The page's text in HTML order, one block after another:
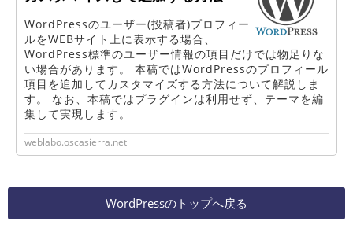
WordPressのユーザー(投稿者)プロフィー
ルをWEBサイト上に表示する場合、
WordPress標準のユーザー情報の項目だけでは物足りな
い場合があります。 本稿ではWordPressのプロフィール
項目を追加してカスタマイズする方法について解説しま
す。 なお、本稿ではプラグインは利用せず、テーマを編
集して実現します。
weblabo.oscasierra.net
WordPressのトップへ戻る